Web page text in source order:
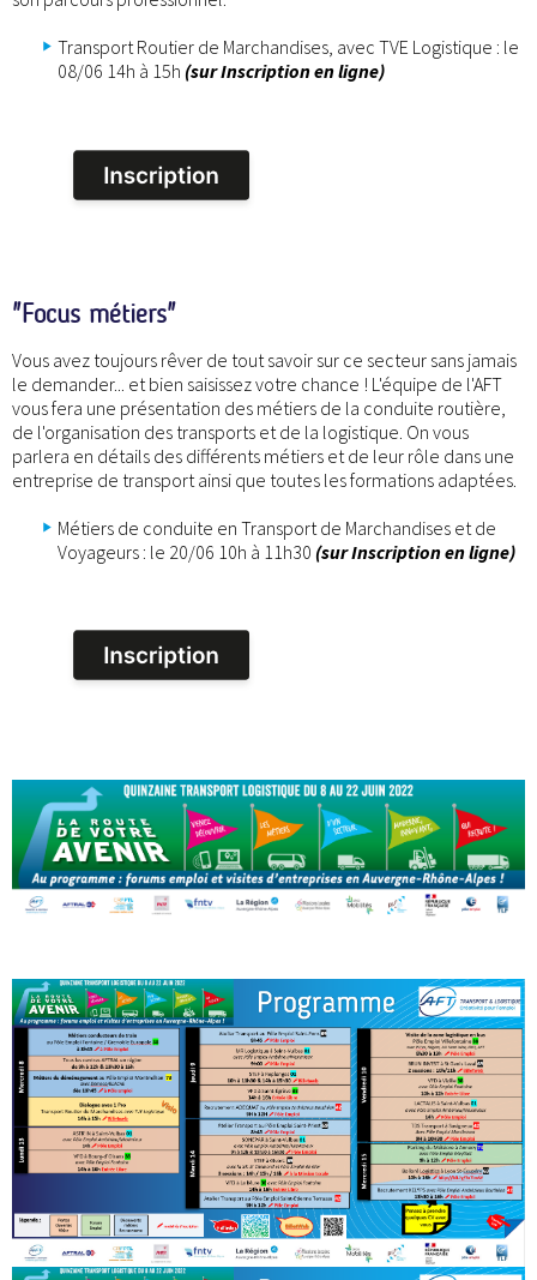
Transport Routier de Marchandises, avec TVE Logistique : le
08/06 14h à 15h (sur Inscription en ligne)
"Focus métiers"
Vous avez toujours rêver de tout savoir sur ce secteur sans jamais
le demander... et bien saisissez votre chance ! L'équipe de l'AFT
vous fera une présentation des métiers de la conduite routière,
de l'organisation des transports et de la logistique. On vous
parlera en détails des différents métiers et de leur rôle dans une
entreprise de transport ainsi que toutes les formations adaptées.
Métiers de conduite en Transport de Marchandises et de
Voyageurs : le 20/06 10h à 11h30 (sur Inscription en ligne)